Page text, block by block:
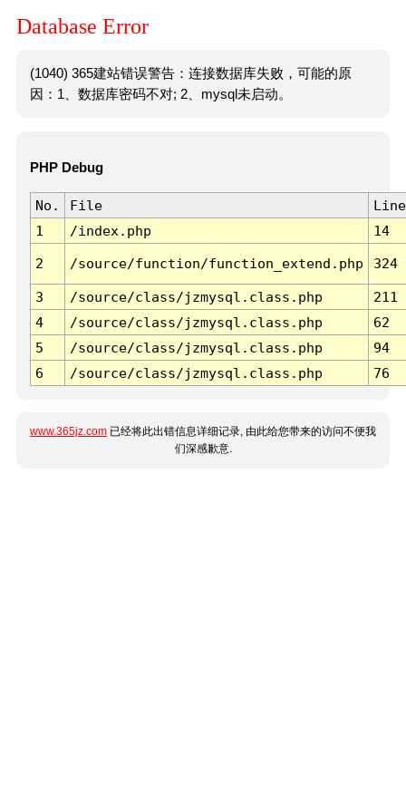
Database Error
(1040) 365建站错误警告：连接数据库失败，可能的原
因：1、数据库密码不对; 2、mysql未启动。
PHP Debug
No. File
Line
1
/index.php 14
2 /source/function/function_extend.php 324
3 /source/class/jzmysql.class.php
211
4
/source/class/jzmysql.class.php
62
5
/source/class/jzmysql.class.php
94
6
/source/class/jzmysql.class.php 76
www.365jz.com 已经将此出错信息详细记录, 由此给您带来的访问不便我
们深感歉意.